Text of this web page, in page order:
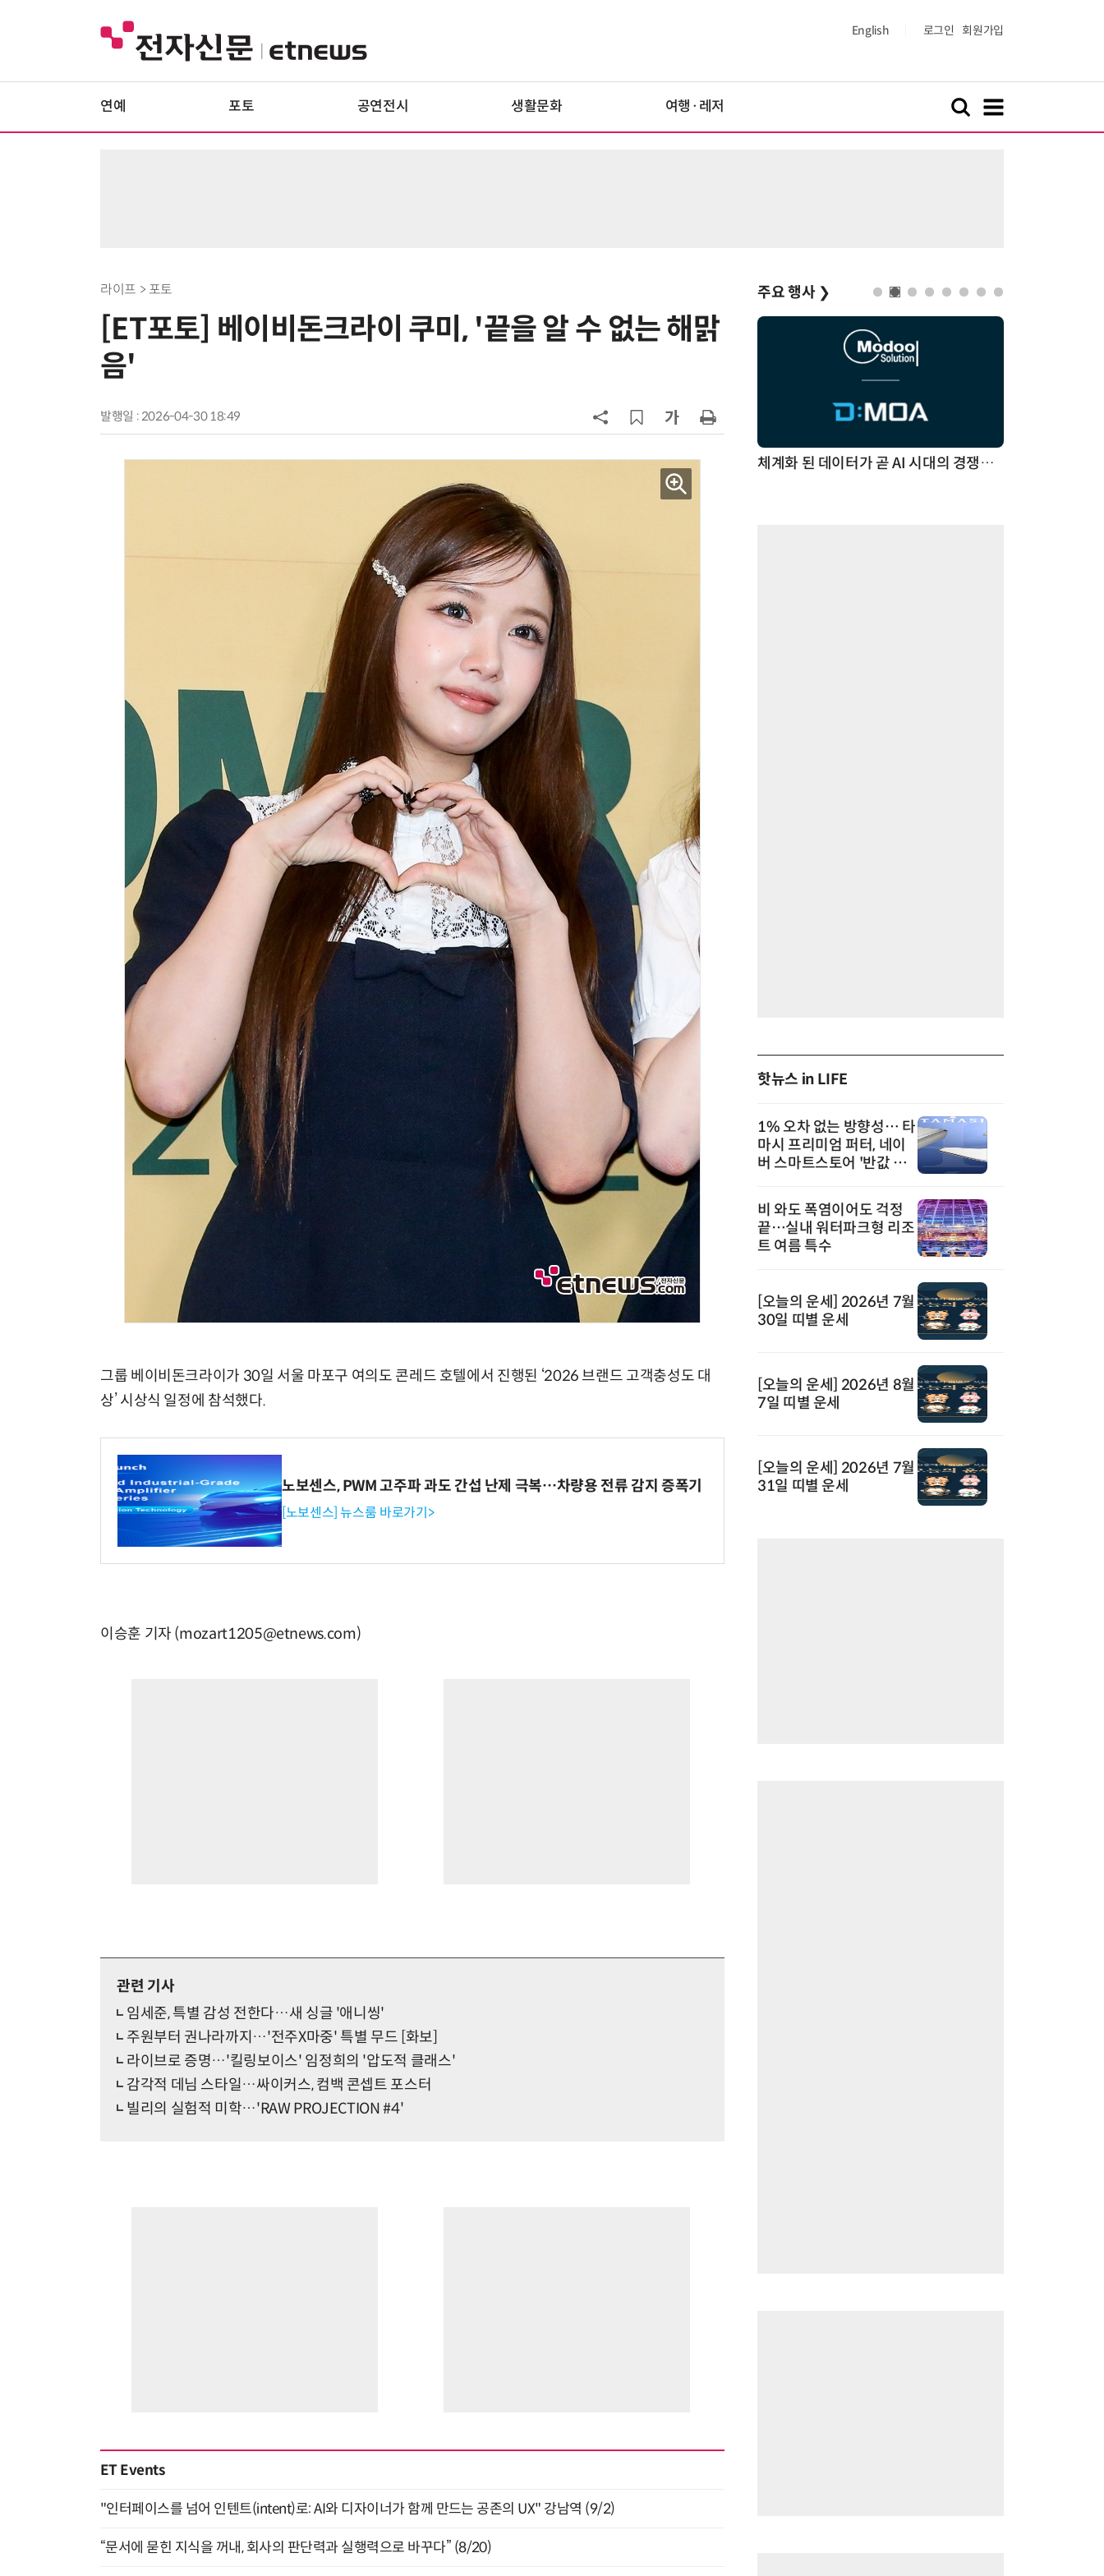
English 로그인 회원가입
연예 포토 공연전시 생활문화 여행·레저
라이프 > 포토
[ET포토] 베이비돈크라이 쿠미, '끝을 알 수 없는 해맑
음'
발행일 : 2026-04-30 18:49
그룹 베이비돈크라이가 30일 서울 마포구 여의도 콘레드 호텔에서 진행된 ‘2026 브랜드 고객충성도 대
상’ 시상식 일정에 참석했다.
노보센스, PWM 고주파 과도 간섭 난제 극복…차량용 전류 감지 증폭기
[노보센스] 뉴스룸 바로가기>
이승훈 기자 (mozart1205@etnews.com)
관련 기사
임세준, 특별 감성 전한다…새 싱글 '애니씽'
주원부터 권나라까지…'전주X마중' 특별 무드 [화보]
라이브로 증명…'킬링보이스' 임정희의 '압도적 클래스'
감각적 데님 스타일…싸이커스, 컴백 콘셉트 포스터
빌리의 실험적 미학…'RAW PROJECTION #4'
ET Events
"인터페이스를 넘어 인텐트(intent)로: AI와 디자이너가 함께 만드는 공존의 UX" 강남역 (9/2)
“문서에 묻힌 지식을 꺼내, 회사의 판단력과 실행력으로 바꾸다” (8/20)
주요 행사 ❯
AI Native Enterprise를 지원하는 AI Ready Data 플랫폼 활용 전략 체계화 된 데이터가 곧 AI 시대의 경쟁력이다
핫뉴스 in LIFE
1% 오차 없는 방향성… 타
마시 프리미엄 퍼터, 네이
버 스마트스토어 '반값 할
비 와도 폭염이어도 걱정
끝…실내 워터파크형 리조
트 여름 특수
[오늘의 운세] 2026년 7월
30일 띠별 운세
[오늘의 운세] 2026년 8월
7일 띠별 운세
[오늘의 운세] 2026년 7월
31일 띠별 운세